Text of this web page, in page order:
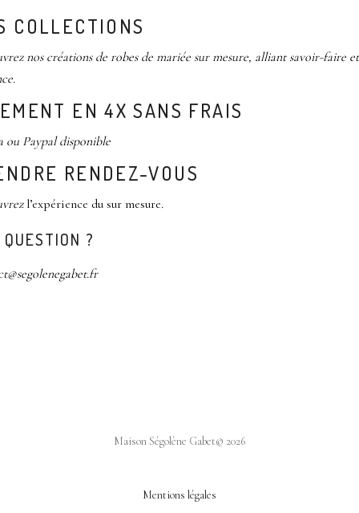
COLLECTIONS
nos créations de robes de mariée sur mesure, alliant savoir-faire et
EN 4X SANS FRAIS
ou Paypal disponible
RENDEZ-VOUS
l’expérience du sur mesure.
?
Maison Ségolène Gabet© 2026
Mentions légales